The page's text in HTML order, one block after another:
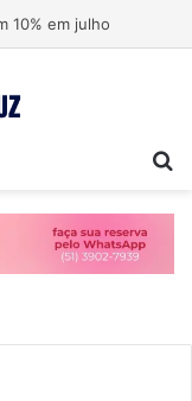
10% em julho